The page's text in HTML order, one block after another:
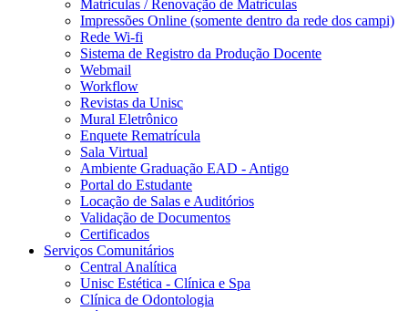
Matriculas / Renovação de Matriculas
Impressões Online (somente dentro da rede dos campi)
Rede Wi-fi
Sistema de Registro da Produção Docente
Webmail
Workflow
Revistas da Unisc
Mural Eletrônico
Enquete Rematrícula
Sala Virtual
Ambiente Graduação EAD - Antigo
Portal do Estudante
Locação de Salas e Auditórios
Validação de Documentos
Certificados
Serviços Comunitários
Central Analítica
Unisc Estética - Clínica e Spa
Clínica de Odontologia